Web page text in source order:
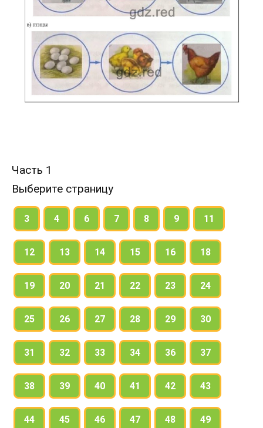
Часть 1
Выберите страницу
3 4 6 7 8 9 11
12 13 14 15 16 18
19 20 21 22 23 24
25 26 27 28 29 30
31 32 33 34 36 37
38 39 40 41 42 43
44 45 46 47 48 49